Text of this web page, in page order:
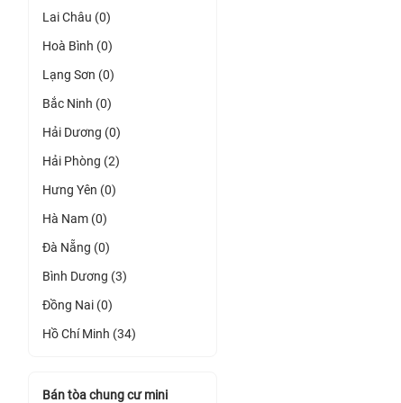
Lai Châu (0)
Hoà Bình (0)
Lạng Sơn (0)
Bắc Ninh (0)
Hải Dương (0)
Hải Phòng (2)
Hưng Yên (0)
Hà Nam (0)
Đà Nẵng (0)
Bình Dương (3)
Đồng Nai (0)
Hồ Chí Minh (34)
Bán tòa chung cư mini